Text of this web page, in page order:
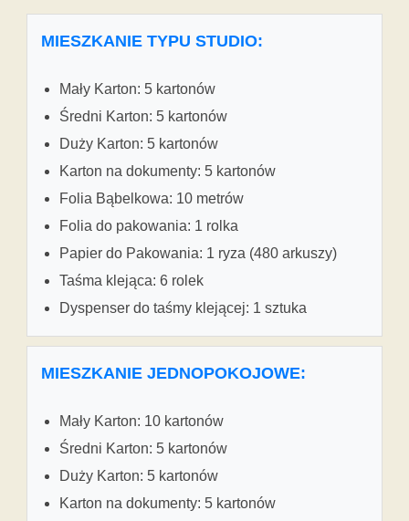
MIESZKANIE TYPU STUDIO:
Mały Karton: 5 kartonów
Średni Karton: 5 kartonów
Duży Karton: 5 kartonów
Karton na dokumenty: 5 kartonów
Folia Bąbelkowa: 10 metrów
Folia do pakowania: 1 rolka
Papier do Pakowania: 1 ryza (480 arkuszy)
Taśma klejąca: 6 rolek
Dyspenser do taśmy klejącej: 1 sztuka
MIESZKANIE JEDNOPOKOJOWE:
Mały Karton: 10 kartonów
Średni Karton: 5 kartonów
Duży Karton: 5 kartonów
Karton na dokumenty: 5 kartonów